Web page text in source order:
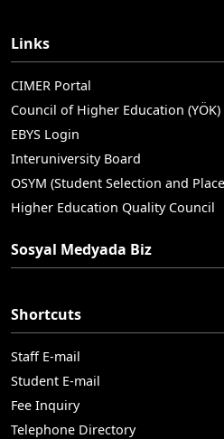
Links
CIMER Portal
Council of Higher Education (YÖK)
EBYS Login
Interuniversity Board
OSYM (Student Selection and
Higher Education Quality Council
Sosyal Medyada Biz
Shortcuts
Staff E-mail
Student E-mail
Fee Inquiry
Telephone Directory